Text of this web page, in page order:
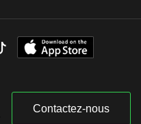
Contactez-nous